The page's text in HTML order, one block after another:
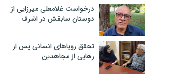
درخواست غلامعلی میرزایی از
دوستان سابقش در اشرف
تحقق رویاهای انسانی پس از
رهایی از مجاهدین